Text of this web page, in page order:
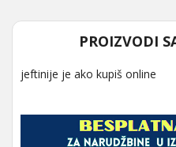
PROIZVODI
jeftinije je ako kupiš online